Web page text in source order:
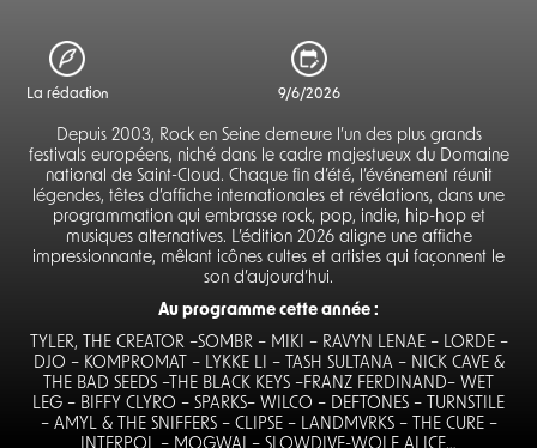
La rédaction 9/6/2026
Depuis 2003, Rock en Seine demeure l’un des plus grands
festivals européens, niché dans le cadre majestueux du Domaine
national de Saint-Cloud. Chaque fin d’été, l’événement réunit
légendes, têtes d’affiche internationales et révélations, dans une
programmation qui embrasse rock, pop, indie, hip-hop et
musiques alternatives. L’édition 2026 aligne une affiche
impressionnante, mêlant icônes cultes et artistes qui façonnent le
son d’aujourd’hui.
Au programme cette année :
TYLER, THE CREATOR –SOMBR – MIKI – RAVYN LENAE – LORDE –
DJO – KOMPROMAT – LYKKE LI – TASH SULTANA – NICK CAVE &
THE BAD SEEDS –THE BLACK KEYS –FRANZ FERDINAND– WET
LEG – BIFFY CLYRO – SPARKS– WILCO – DEFTONES – TURNSTILE
– AMYL & THE SNIFFERS – CLIPSE – LANDMVRKS – THE CURE –